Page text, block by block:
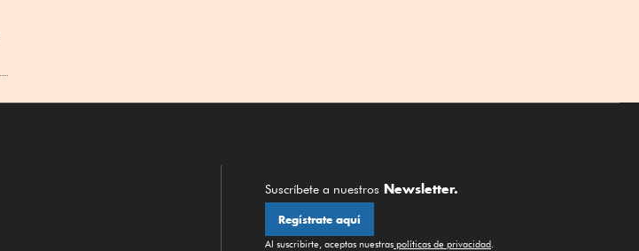
Suscríbete a nuestros Newsletter.
Regístrate aquí
Al suscribirte, aceptas nuestras políticas de privacidad